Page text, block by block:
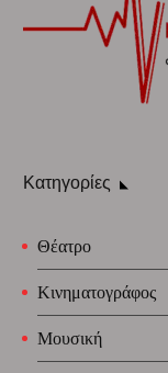
Κατηγορίες
Θέατρο
Κινηματογράφος
Μουσική